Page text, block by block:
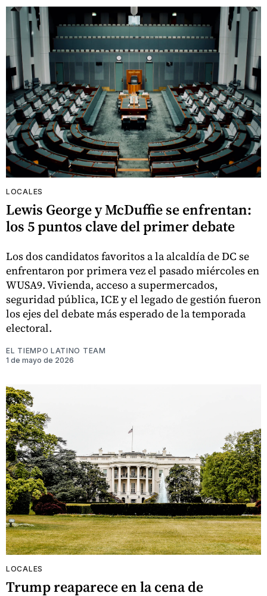
LOCALES
Lewis George y McDuffie se enfrentan:
los 5 puntos clave del primer debate
Los dos candidatos favoritos a la alcaldía de DC se
enfrentaron por primera vez el pasado miércoles en
WUSA9. Vivienda, acceso a supermercados,
seguridad pública, ICE y el legado de gestión fueron
los ejes del debate más esperado de la temporada
electoral.
EL TIEMPO LATINO TEAM
1 de mayo de 2026
LOCALES
Trump reaparece en la cena de